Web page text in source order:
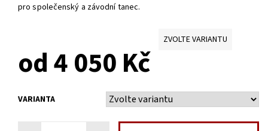
pro společenský a závodní tanec.
ZVOLTE VARIANTU
od 4 050 Kč
VARIANTA